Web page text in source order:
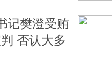
记樊澄受贿
否认大多